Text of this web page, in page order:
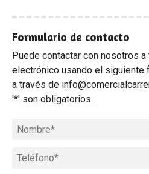
Formulario de contacto
Puede contactar con nosotros
electrónico usando el siguiente
a través de
'*' son obligatorios.